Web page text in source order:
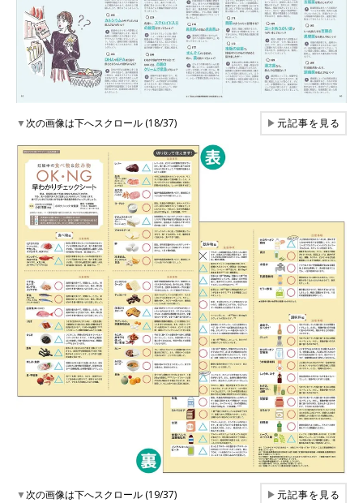
▼次の画像は下へスクロール (18/37) ▶元記事を見る
▼次の画像は下へスクロール (19/37) ▶元記事を見る